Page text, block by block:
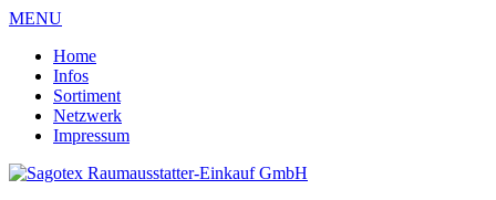
MENU
Home
Infos
Sortiment
Netzwerk
Impressum